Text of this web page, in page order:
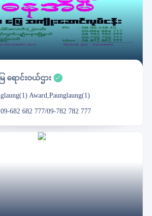
ရောင်းဝယ်ဌား
Award,Paunglaung(1)
682 682 777/09-782 782 777